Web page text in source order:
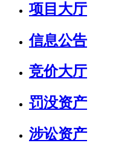
项目大厅
信息公告
竞价大厅
罚没资产
涉讼资产